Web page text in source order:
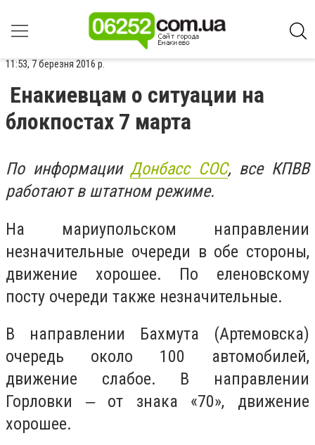
11:53, 7 березня 2016 р.
Енакиевцам о ситуации на
блокпостах 7 марта
По информацииДонбасс СОС, все КПВВ
работают в штатном режиме.
На мариупольском направлении
незначительные очереди в обе стороны,
движение хорошее. По еленовскому
посту очереди также незначительные.
В направлении Бахмута (Артемовска)
очередь около 100 автомобилей,
движение слабое. В направлении
Горловки ‒ от знака «70», движение
хорошее.